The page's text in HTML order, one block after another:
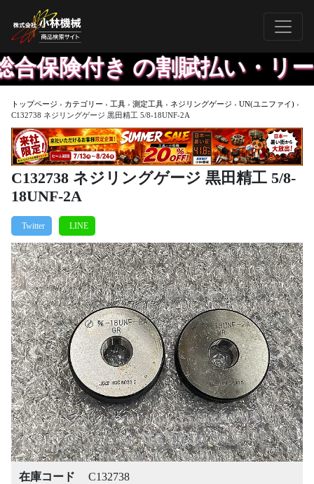
き の割賦払い・リース
トップページ › カテゴリー › 工具 › 測定工具 › ネジリングゲージ › UN(ユニファイ) ›
C132738 ネジリングゲージ 黒田精工 5/8-18UNF-2A
C132738 ネジリングゲージ 黒田精工 5/8-
18UNF-2A
Previous Next
在庫コード
C132738